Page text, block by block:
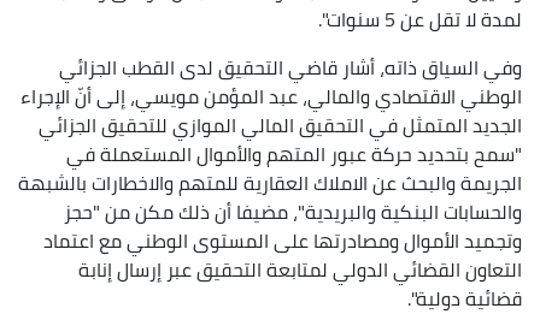
لمدة لا تقل عن 5 سنوات".
وفي السياق ذاته، أشار قاضي التحقيق لدى القطب الجزائي
الوطني الاقتصادي والمالي، عبد المؤمن مويسي، إلى أنّ الإجراء
الجديد المتمثل في التحقيق المالي الموازي للتحقيق الجزائي
"سمح بتحديد حركة عبور المتهم والأموال المستعملة في
الجريمة والبحث عن الاملاك العقارية للمتهم والاخطارات بالشبهة
والحسابات البنكية والبريدية"، مضيفا أن ذلك مكن من "حجز
وتجميد الأموال ومصادرتها على المستوى الوطني مع اعتماد
التعاون القضائي الدولي لمتابعة التحقيق عبر إرسال إنابة
قضائية دولية".